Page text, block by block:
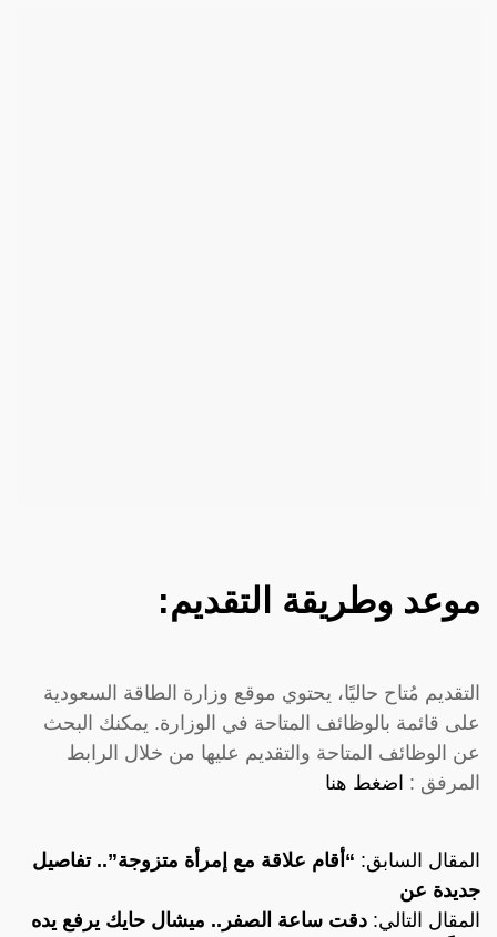
موعد وطريقة التقديم:
التقديم مُتاح حاليًا، يحتوي موقع وزارة الطاقة السعودية
على قائمة بالوظائف المتاحة في الوزارة. يمكنك البحث
عن الوظائف المتاحة والتقديم عليها من خلال الرابط
المرفق : اضغط هنا
المقال السابق: “أقام علاقة مع إمرأة متزوجة”.. تفاصيل
جديدة عن
المقال التالي: دقت ساعة الصفر.. ميشال حايك يرفع يده